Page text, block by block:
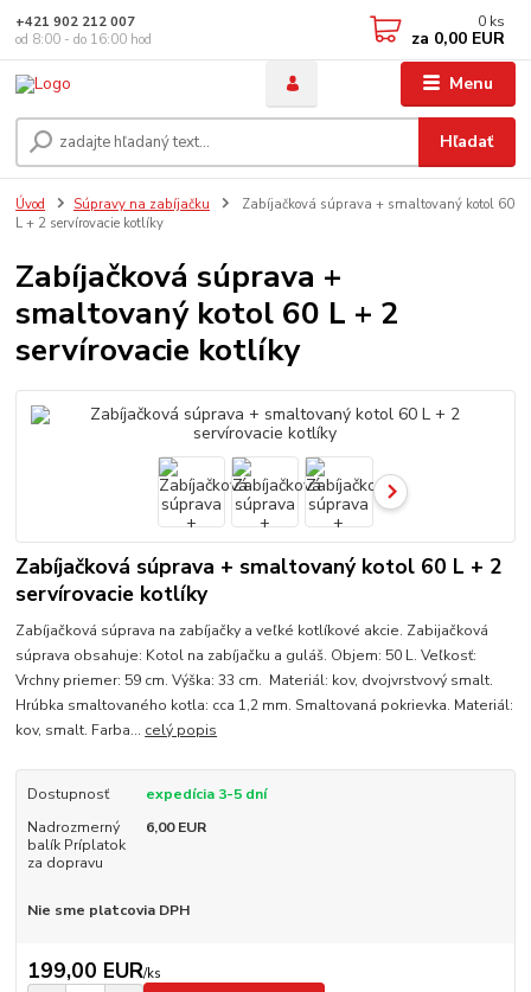
Menu
Hľadať
+421 902 212 007
od 8:00 - do 16:00 hod
0 ks
za 0,00 EUR
Úvod Súpravy na zabíjačku
Zabíjačková súprava + smaltovaný kotol 60
L + 2 servírovacie kotlíky
Zabíjačková súprava +
smaltovaný kotol 60 L + 2
servírovacie kotlíky
Zabíjačková súprava + smaltovaný kotol 60 L + 2
servírovacie kotlíky
Zabíjačková súprava na zabíjačky a veľké kotlíkové akcie. Zabijačková
súprava obsahuje: Kotol na zabíjačku a guláš. Objem: 50 L. Veľkosť:
Vrchny priemer: 59 cm. Výška: 33 cm. Materiál: kov, dvojvrstvový smalt.
Hrúbka smaltovaného kotla: cca 1,2 mm. Smaltovaná pokrievka. Materiál:
kov, smalt. Farba... celý popis
Dostupnosť
expedícia 3-5 dní
Nadrozmerný
balík Príplatok
za dopravu
6,00 EUR
Nie sme platcovia DPH
199,00 EUR/ks